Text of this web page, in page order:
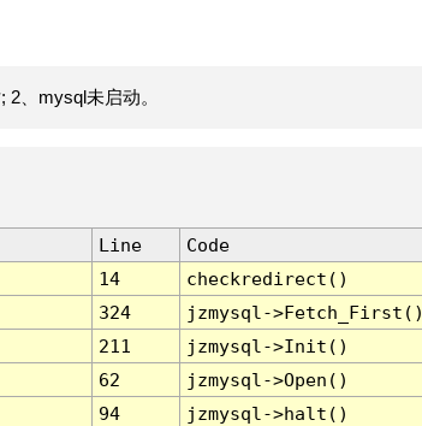
、mysql未启动。
Line
Code
14
checkredirect()
324
jzmysql-
211
jzmysql->Init()
62
jzmysql->Open()
94
jzmysql->halt()